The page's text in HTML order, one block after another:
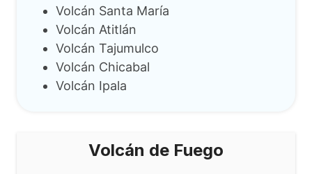
Volcán Santa María
Volcán Atitlán
Volcán Tajumulco
Volcán Chicabal
Volcán Ipala
Volcán de Fuego